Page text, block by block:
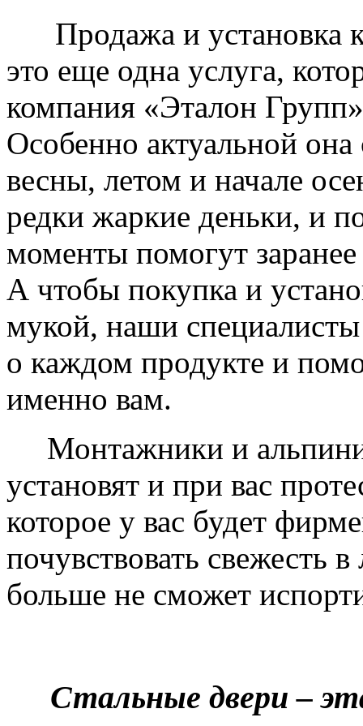
Продажа и установка
это еще одна услуга,
компания «Эталон
Особенно актуальной она
весны, летом и начале
редки жаркие деньки, и
моменты помогут
А чтобы покупка и
мукой, наши специалисты
о каждом продукте и
именно вам.
Монтажники и
установят и при вас
которое у вас будет
почувствовать свежесть
больше не сможет
Стальные двери –